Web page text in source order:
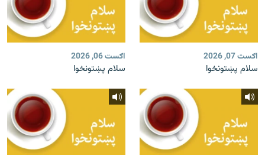
اګست 07, 2026
سلام پښتونخوا
اګست 06, 2026
سلام پښتونخوا